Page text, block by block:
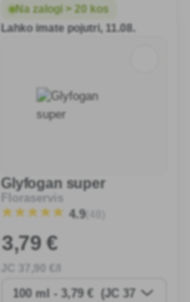
rastline na vrtu, v rastlinjaku in
na balkonu.
Na zalogi > 20 kos
Lahko imate pojutri, 11.08.
Glyfogan super
Floraservis
4.9(48)
3,79 €